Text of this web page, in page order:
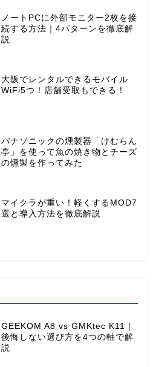
ノートPCに外部モニター2枚を接
続する方法｜4パターンを徹底解
説
大阪でレンタルできるモバイル
WiFi5つ！店舗受取もできる！
パナソニックの燻製器「けむらん
亭」を使って魚の焼き物とチーズ
の燻製を作ってみた
マイクラが重い！軽くするMOD7
選と導入方法を徹底解説
GEEKOM A8 vs GMKtec K11｜
後悔しない選び方を4つの軸で解
説